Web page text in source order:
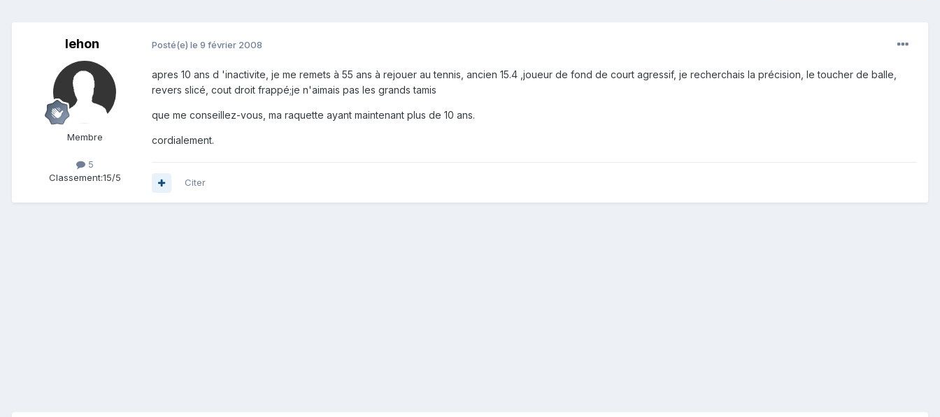
lehon
Membre
5
Classement:15/5
Posté(e) le 9 février 2008
apres 10 ans d 'inactivite, je me remets à 55 ans à rejouer au tennis, ancien 15.4 ,joueur de fond de court agressif, je recherchais la précision, le toucher de balle,
revers slicé, cout droit frappé;je n'aimais pas les grands tamis
que me conseillez-vous, ma raquette ayant maintenant plus de 10 ans.
cordialement.
Citer